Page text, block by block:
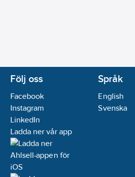
Följ oss
Facebook
Instagram
LinkedIn
Ladda ner vår app
Språk
English
Svenska